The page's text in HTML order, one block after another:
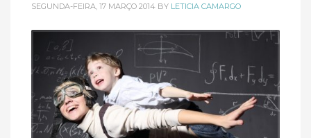
SEGUNDA-FEIRA, 17 MARÇO 2014 BY LETICIA CAMARGO